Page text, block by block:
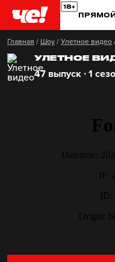
Главная / Шоу / Улетное видео
УЛЕТНОЕ
47 выпуск ∙ 1